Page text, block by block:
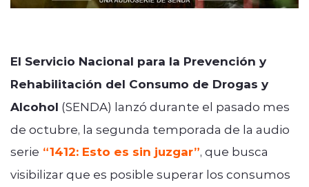
El Servicio Nacional para la Prevención y
Rehabilitación del Consumo de Drogas y
Alcohol (SENDA) lanzó durante el pasado mes
de octubre, la segunda temporada de la audio
serie “1412: Esto es sin juzgar”, que busca
visibilizar que es posible superar los consumos